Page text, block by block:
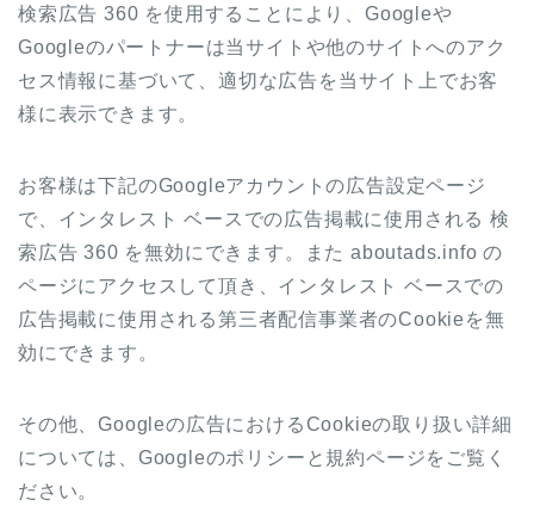
検索広告 360 を使用することにより、Googleや
Googleのパートナーは当サイトや他のサイトへのアク
セス情報に基づいて、適切な広告を当サイト上でお客
様に表示できます。
お客様は下記のGoogleアカウントの広告設定ページ
で、インタレスト ベースでの広告掲載に使用される 検
索広告 360 を無効にできます。また aboutads.info の
ページにアクセスして頂き、インタレスト ベースでの
広告掲載に使用される第三者配信事業者のCookieを無
効にできます。
その他、Googleの広告におけるCookieの取り扱い詳細
については、Googleのポリシーと規約ページをご覧く
ださい。